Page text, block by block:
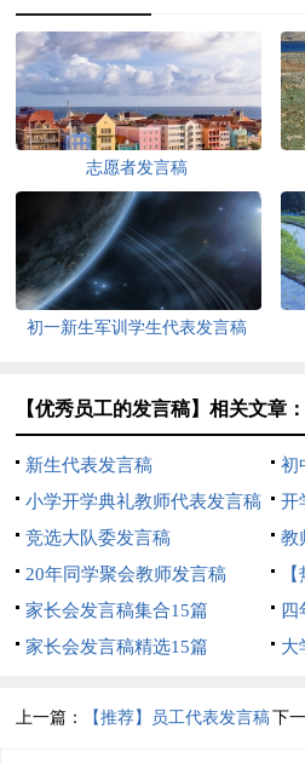
志愿者发言稿
初一新生军训学生代表发言稿
【优秀员工的发言稿】相关文章：
新生代表发言稿
初
小学开学典礼教师代表发言稿
开
竞选大队委发言稿
教
20年同学聚会教师发言稿
家长会发言稿集合15篇
家长会发言稿精选15篇
大
上一篇： 【推荐】员工代表发言稿下